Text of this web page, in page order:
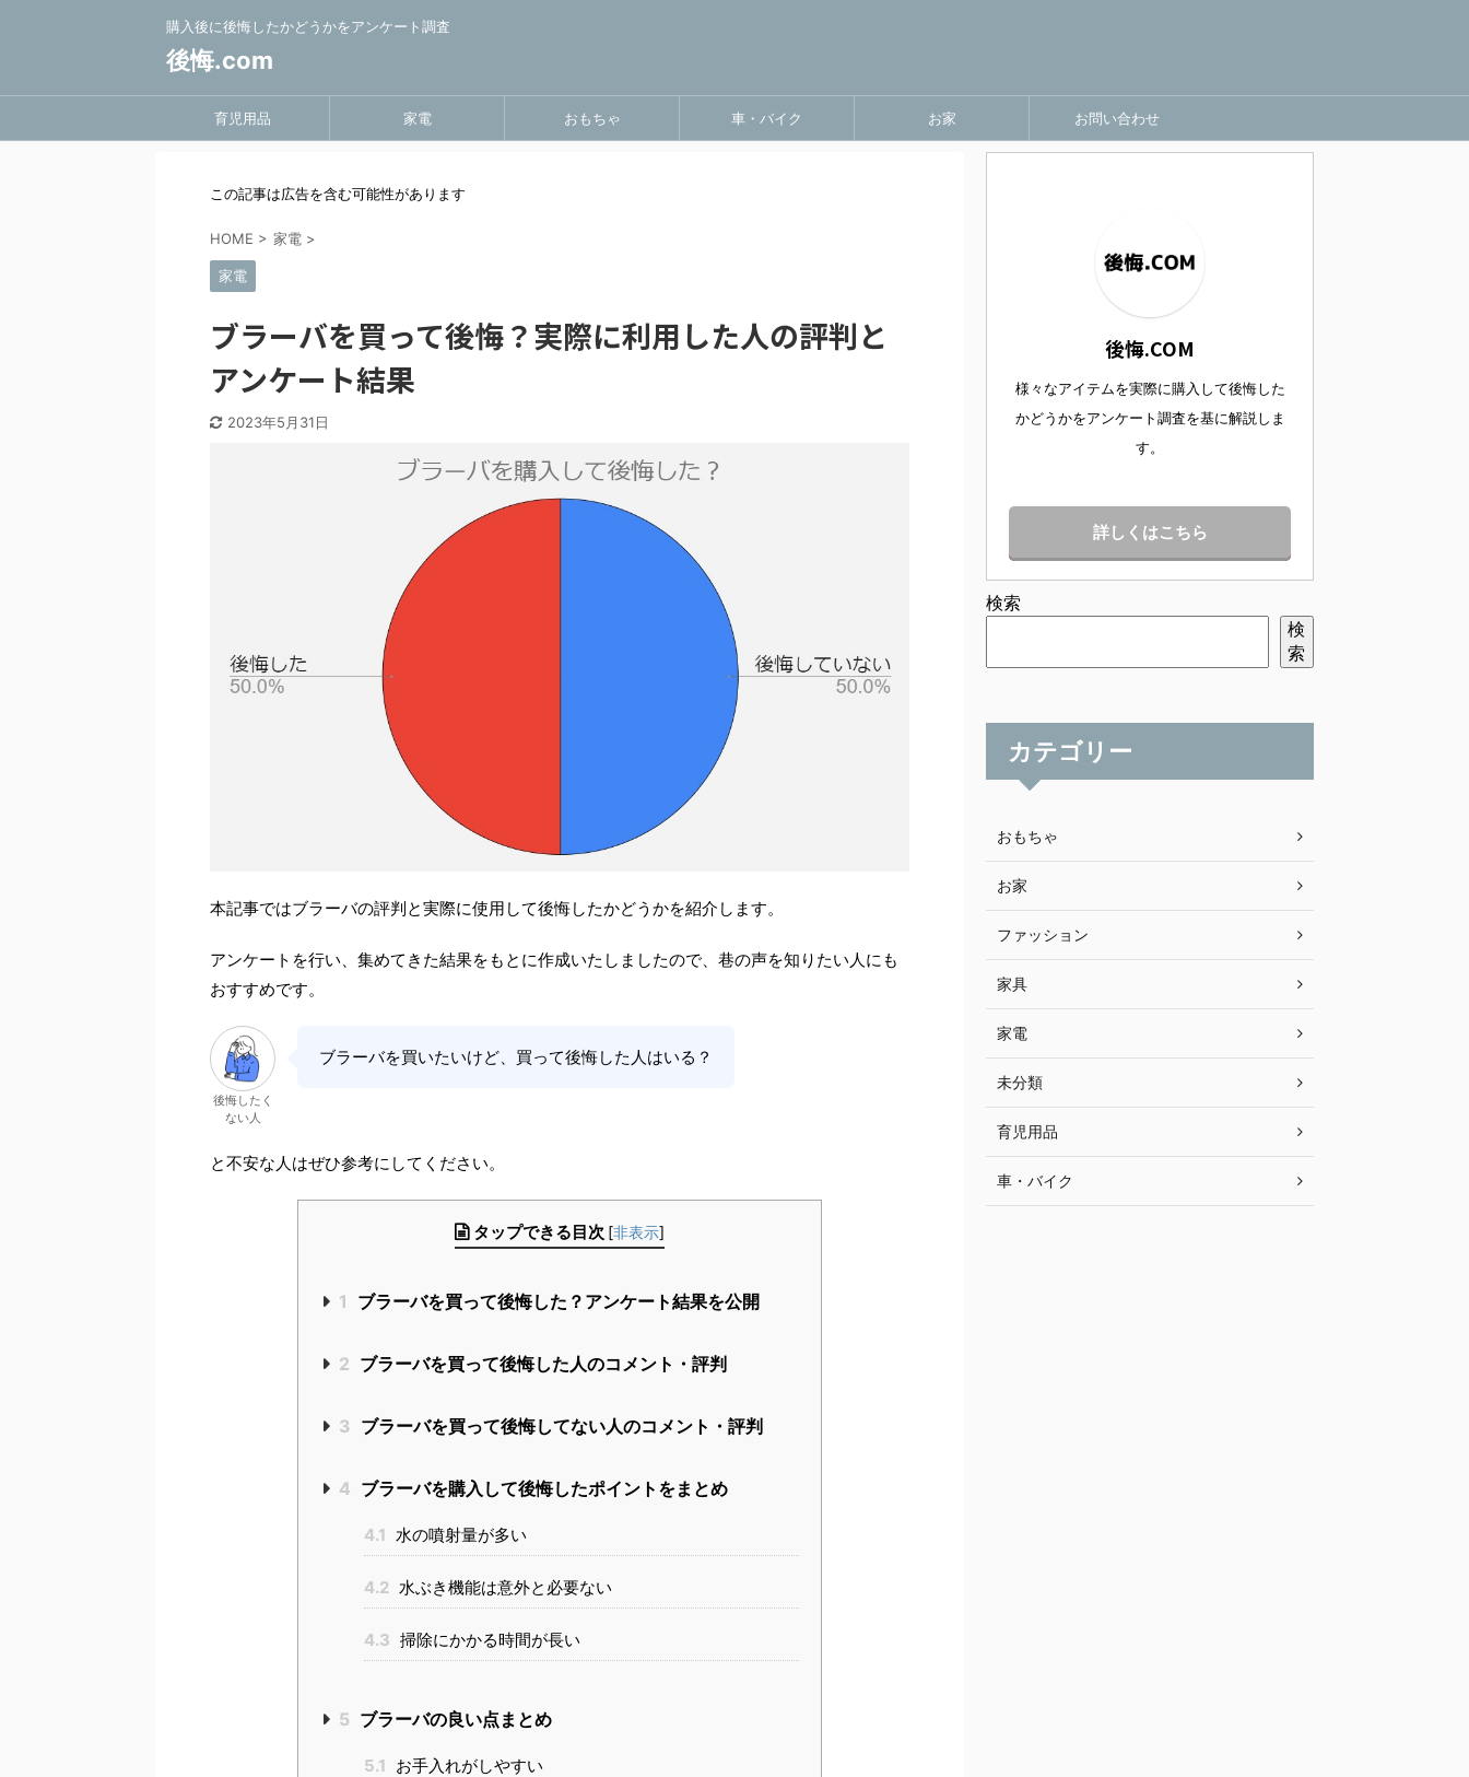
購入後に後悔したかどうかをアンケート調査
後悔.com
育児用品 家電 おもちゃ 車・バイク お家 お問い合わせ
この記事は広告を含む可能性があります
HOME > 家電 >
家電
ブラーバを買って後悔？実際に利用した人の評判と
アンケート結果
2023年5月31日
本記事ではブラーバの評判と実際に使用して後悔したかどうかを紹介します。
アンケートを行い、集めてきた結果をもとに作成いたしましたので、巷の声を知りたい人にも
おすすめです。
後悔したく
ない人
ブラーバを買いたいけど、買って後悔した人はいる？
と不安な人はぜひ参考にしてください。
タップできる目次 [非表示]
1 ブラーバを買って後悔した？アンケート結果を公開
2 ブラーバを買って後悔した人のコメント・評判
3 ブラーバを買って後悔してない人のコメント・評判
4 ブラーバを購入して後悔したポイントをまとめ
4.1 水の噴射量が多い
4.2 水ぶき機能は意外と必要ない
4.3 掃除にかかる時間が長い
5 ブラーバの良い点まとめ
5.1 お手入れがしやすい
後悔.COM
様々なアイテムを実際に購入して後悔した
かどうかをアンケート調査を基に解説しま
す。
詳しくはこちら
検索
検
索
カテゴリー
おもちゃ
お家
ファッション
家具
家電
未分類
育児用品
車・バイク